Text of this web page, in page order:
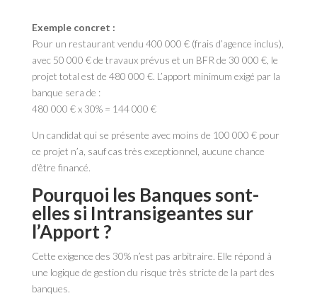
Exemple concret :
Pour un restaurant vendu 400 000 € (frais d’agence inclus),
avec 50 000 € de travaux prévus et un BFR de 30 000 €, le
projet total est de 480 000 €. L’apport minimum exigé par la
banque sera de :
480 000 € x 30% = 144 000 €
Un candidat qui se présente avec moins de 100 000 € pour
ce projet n’a, sauf cas très exceptionnel, aucune chance
d’être financé.
Pourquoi les Banques sont-
elles si Intransigeantes sur
l’Apport ?
Cette exigence des 30% n’est pas arbitraire. Elle répond à
une logique de gestion du risque très stricte de la part des
banques.